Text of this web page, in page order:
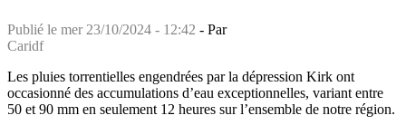
Publié le mer 23/10/2024 - 12:42 - Par
Caridf
Les pluies torrentielles engendrées par la dépression Kirk ont
occasionné des accumulations d’eau exceptionnelles, variant entre
50 et 90 mm en seulement 12 heures sur l’ensemble de notre région.